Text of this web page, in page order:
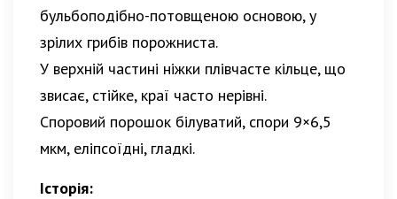
бульбоподібно-потовщеною основою, у
зрілих грибів порожниста.
У верхній частині ніжки плівчасте кільце, що
звисає, стійке, краї часто нерівні.
Споровий порошок білуватий, спори 9×6,5
мкм, еліпсоїдні, гладкі.
Історія: